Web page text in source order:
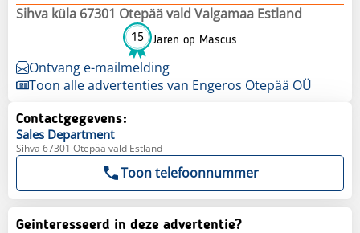
Sihva küla 67301 Otepää vald Valgamaa Estland
15 Jaren op Mascus
Ontvang e-mailmelding
Toon alle advertenties van Engeros Otepää OÜ
Contactgegevens:
Sales Department
Sihva 67301 Otepää vald Estland
Toon telefoonnummer
Geinteresseerd in deze advertentie?